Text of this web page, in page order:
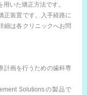
いた矯正方法です。
正装置です。入手経路に
細は各クリニックへお問
計画を行うための歯科専
Solutionsの製品で